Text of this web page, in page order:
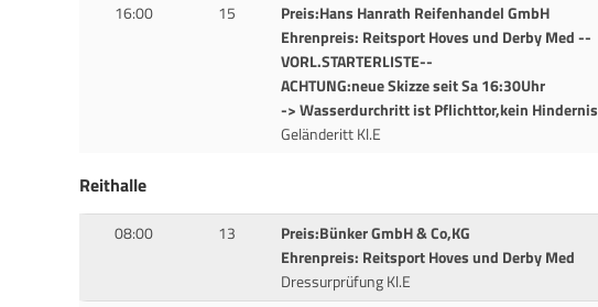
16:00 15
Preis:Hans Hanrath Reifenhandel GmbH
Ehrenpreis: Reitsport Hoves und Derby Med --
VORL.STARTERLISTE--
ACHTUNG:neue Skizze seit Sa 16:30Uhr
-> Wasserdurchritt ist Pflichttor,kein Hindernis
Geländeritt Kl.E
Reithalle
08:00 13
Preis:Bünker GmbH & Co,KG
Ehrenpreis: Reitsport Hoves und Derby Med
Dressurprüfung Kl.E